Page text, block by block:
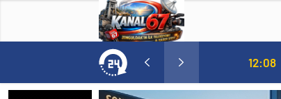
MHP’de Şok Kulis: Eski Başkan Sahnede! Korkmaz Yol Vermiyor /